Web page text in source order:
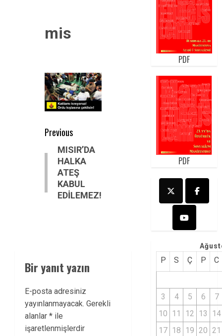
mis
Post
navigation
Previous
Previous
post:
MISIR’DA
HALKA
ATEŞ
KABUL
EDİLEMEZ!
Bir yanıt yazın
E-posta adresiniz
yayınlanmayacak. Gerekli
alanlar * ile
işaretlenmişlerdir
PDF
PDF
P S Ç P C
3 4 5 6
7
10 11 12 13
14
17 18 19 20 21